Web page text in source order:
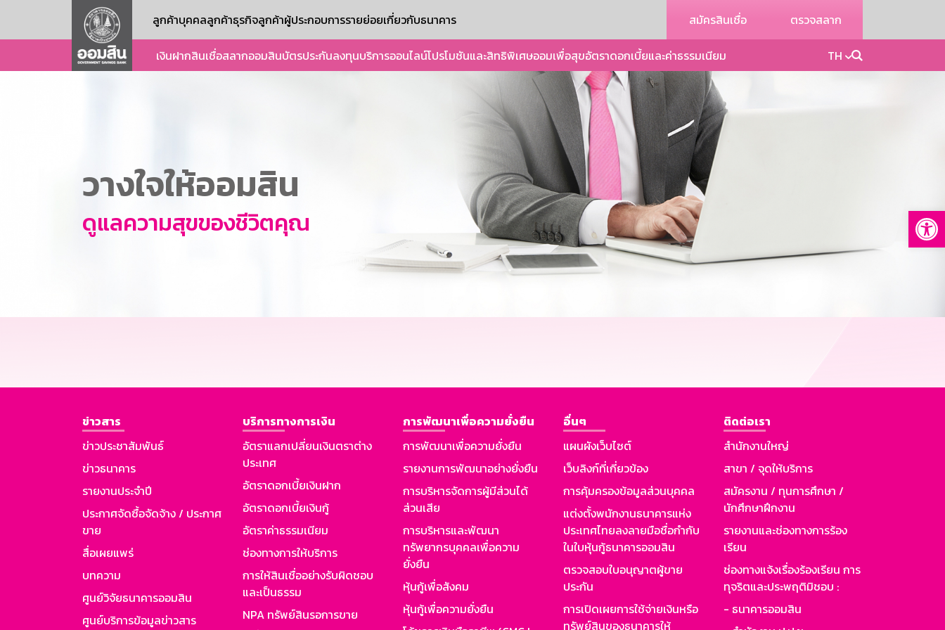
ลูกค้าบุคคลลูกค้าธุรกิจลูกค้าผู้ประกอบการรายย่อยเกี่ยวกับธนาคาร สมัครสินเชื่อ ตรวจสลาก
เงินฝากสินเชื่อสลากออมสินบัตรประกันลงทุนบริการออนไลน์โปรโมชันและสิทธิพิเศษออมเพื่อสุขอัตราดอกเบี้ยและค่าธรรมเนียม TH
วางใจให้ออมสิน
ดูแลความสุขของชีวิตคุณ
ข่าวสาร
ข่าวประชาสัมพันธ์
ข่าวธนาคาร
รายงานประจำปี
ประกาศจัดซื้อจัดจ้าง / ประกาศ
ขาย
สื่อเผยแพร่
บทความ
ศูนย์วิจัยธนาคารออมสิน
ศูนย์บริการข้อมูลข่าวสาร
บริการทางการเงิน
อัตราแลกเปลี่ยนเงินตราต่าง
ประเทศ
อัตราดอกเบี้ยเงินฝาก
อัตราดอกเบี้ยเงินกู้
อัตราค่าธรรมเนียม
ช่องทางการให้บริการ
การให้สินเชื่ออย่างรับผิดชอบ
และเป็นธรรม
NPA ทรัพย์สินรอการขาย
การพัฒนาเพื่อความยั่งยืน
การพัฒนาเพื่อความยั่งยืน
รายงานการพัฒนาอย่างยั่งยืน
การบริหารจัดการผู้มีส่วนได้
ส่วนเสีย
การบริหารและพัฒนา
ทรัพยากรบุคคลเพื่อความ
ยั่งยืน
หุ้นกู้เพื่อสังคม
หุ้นกู้เพื่อความยั่งยืน
อื่นๆ
แผนผังเว็บไซต์
เว็บลิงก์ที่เกี่ยวข้อง
การคุ้มครองข้อมูลส่วนบุคคล
แต่งตั้งพนักงานธนาคารแห่ง
ประเทศไทยลงลายมือชื่อกำกับ
ในใบหุ้นกู้ธนาคารออมสิน
ตรวจสอบใบอนุญาตผู้ขาย
ประกัน
การเปิดเผยการใช้จ่ายเงินหรือ
ทรัพย์สินของธนาคารให้
ติดต่อเรา
สำนักงานใหญ่
สาขา / จุดให้บริการ
สมัครงาน / ทุนการศึกษา /
นักศึกษาฝึกงาน
รายงานและช่องทางการร้อง
เรียน
ช่องทางแจ้งเรื่องร้องเรียน การ
ทุจริตและประพฤติมิชอบ :
- ธนาคารออมสิน